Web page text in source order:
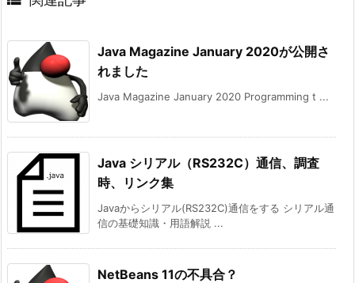
Java Magazine January 2020が公開さ
れました
Java Magazine January 2020 Programming t ...
Java シリアル（RS232C）通信、調査
時、リンク集
Javaからシリアル(RS232C)通信をする シリアル通
信の基礎知識・用語解説 ...
NetBeans 11の不具合？